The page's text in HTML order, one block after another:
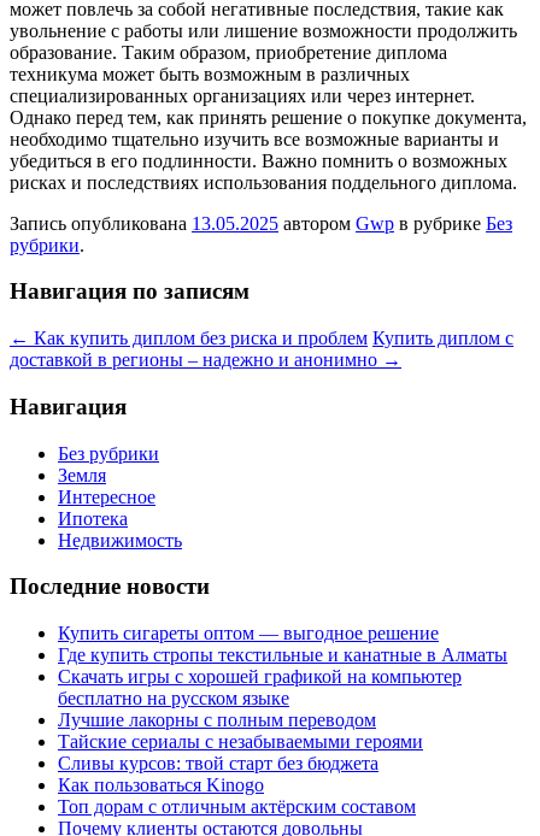
может повлечь за собой негативные последствия, такие как
увольнение с работы или лишение возможности продолжить
образование. Таким образом, приобретение диплома
техникума может быть возможным в различных
специализированных организациях или через интернет.
Однако перед тем, как принять решение о покупке документа,
необходимо тщательно изучить все возможные варианты и
убедиться в его подлинности. Важно помнить о возможных
рисках и последствиях использования поддельного диплома.
Запись опубликована 13.05.2025 автором Gwp в рубрике Без
рубрики.
Навигация по записям
← Как купить диплом без риска и проблем Купить диплом с
доставкой в регионы – надежно и анонимно →
Навигация
Без рубрики
Земля
Интересное
Ипотека
Недвижимость
Последние новости
Купить сигареты оптом — выгодное решение
Где купить стропы текстильные и канатные в Алматы
Скачать игры с хорошей графикой на компьютер
бесплатно на русском языке
Лучшие лакорны с полным переводом
Тайские сериалы с незабываемыми героями
Сливы курсов: твой старт без бюджета
Как пользоваться Kinogo
Топ дорам с отличным актёрским составом
Почему клиенты остаются довольны